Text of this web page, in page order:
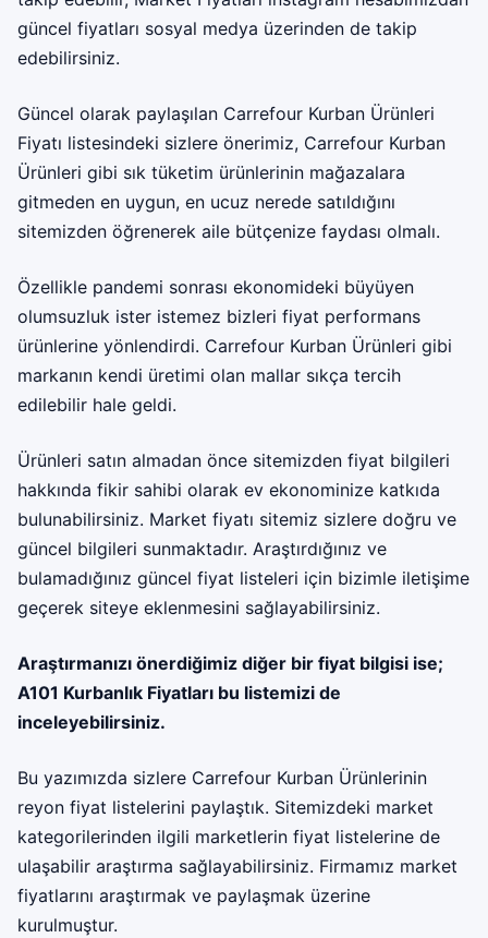
güncel fiyatları sosyal medya üzerinden de takip
edebilirsiniz.
Güncel olarak paylaşılan Carrefour Kurban Ürünleri
Fiyatı listesindeki sizlere önerimiz, Carrefour Kurban
Ürünleri gibi sık tüketim ürünlerinin mağazalara
gitmeden en uygun, en ucuz nerede satıldığını
sitemizden öğrenerek aile bütçenize faydası olmalı.
Özellikle pandemi sonrası ekonomideki büyüyen
olumsuzluk ister istemez bizleri fiyat performans
ürünlerine yönlendirdi. Carrefour Kurban Ürünleri gibi
markanın kendi üretimi olan mallar sıkça tercih
edilebilir hale geldi.
Ürünleri satın almadan önce sitemizden fiyat bilgileri
hakkında fikir sahibi olarak ev ekonominize katkıda
bulunabilirsiniz. Market fiyatı sitemiz sizlere doğru ve
güncel bilgileri sunmaktadır. Araştırdığınız ve
bulamadığınız güncel fiyat listeleri için bizimle iletişime
geçerek siteye eklenmesini sağlayabilirsiniz.
Araştırmanızı önerdiğimiz diğer bir fiyat bilgisi ise;
A101 Kurbanlık Fiyatları bu listemizi de
inceleyebilirsiniz.
Bu yazımızda sizlere Carrefour Kurban Ürünlerinin
reyon fiyat listelerini paylaştık. Sitemizdeki market
kategorilerinden ilgili marketlerin fiyat listelerine de
ulaşabilir araştırma sağlayabilirsiniz. Firmamız market
fiyatlarını araştırmak ve paylaşmak üzerine
kurulmuştur.